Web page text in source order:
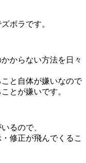
ボラです。
からない方法を日々
と自体が嫌いなので
とが嫌いです。
るので、
修正が飛んでくるこ